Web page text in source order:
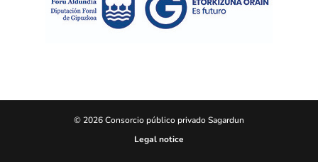
© 2026 Consorcio público privado Sagardun
Legal notice